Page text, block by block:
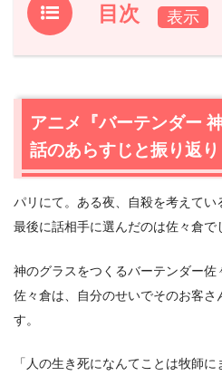
目次
1.アニメ『バーテンダー 神の
【ネタバレあり】アニメ『
11話あらすじと感想
2.1師匠（恩人）の一時退院が
2.38年ぶりに伝説の“Bar.風”
2.4バーテンダーにとってお
2.625年ぶりの罪滅ぼし。
2.7亡き息子が1本のボトル
の
アニメ『バーテンダー
話のあらすじと振り返り
パリにて。ある夜、自殺を考えてい
最後に話相手に選んだのは佐々倉で
神のグラスをつくるバーテンダー佐
佐々倉は、自分のせいでそのお客さ
す。
「人の生き死になんてことは牧師に